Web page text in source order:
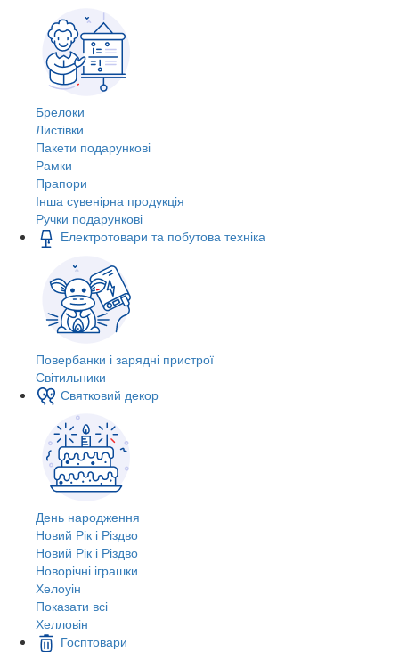
Брелоки
Листівки
Пакети подарункові
Рамки
Прапори
Інша сувенірна продукція
Ручки подарункові
Електротовари та побутова техніка
Повербанки і зарядні пристрої
Світильники
Святковий декор
День народження
Новий Рік і Різдво
Новий Рік і Різдво
Новорічні іграшки
Хелоуін
Показати всі
Хелловін
Госптовари